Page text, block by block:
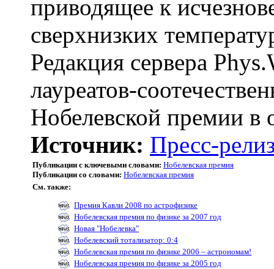
приводящее к
сверхнизких
Редакция сервера
лауреатов-
Нобелевской премии в
Источник: Пресс-
Публикации с ключевыми словами: Нобелевская премия
Публикации со словами: Нобелевская премия
См. также:
Премия Кавли 2008 по астрофизике
Нобелевская премия по физике за 2007 год
Новая "Нобелевка"
Нобелевский тотализатор: 0:4
Нобелевская премия по физике 2006 – астрономам!
Нобелевская премия по физике за 2005 год